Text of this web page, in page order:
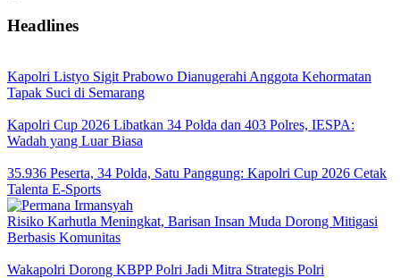
Headlines
Kapolri Listyo Sigit Prabowo Dianugerahi Anggota Kehormatan
Tapak Suci di Semarang
Kapolri Cup 2026 Libatkan 34 Polda dan 403 Polres, IESPA:
Wadah yang Luar Biasa
35.936 Peserta, 34 Polda, Satu Panggung: Kapolri Cup 2026 Cetak
Talenta E-Sports
Risiko Karhutla Meningkat, Barisan Insan Muda Dorong Mitigasi
Berbasis Komunitas
Wakapolri Dorong KBPP Polri Jadi Mitra Strategis Polri